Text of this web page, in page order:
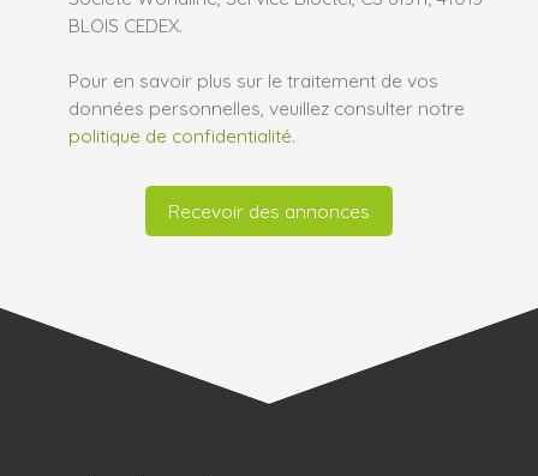
BLOIS CEDEX.
Pour en savoir plus sur le traitement de vos
données personnelles, veuillez consulter notre
politique de confidentialité.
Recevoir des annonces